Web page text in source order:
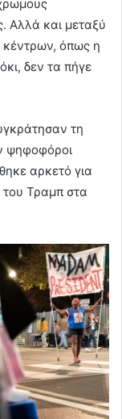
Αλλά και μεταξύ
όπως η
δεν τα πήγε
τη
ψηφοφόροι
αρκετό για
του Τραμπ στα